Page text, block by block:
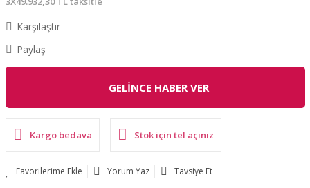
Karşılaştır
Paylaş
GELİNCE HABER VER
Kargo bedava Stok için tel açınız
Yorum Yaz Tavsiye Et